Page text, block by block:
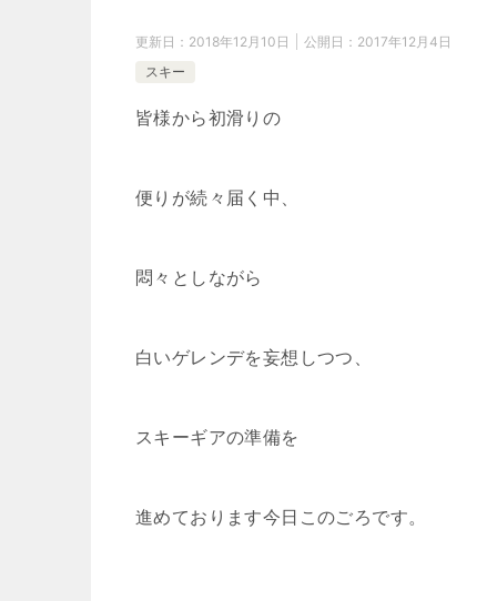
更新日： 2018年12月10日 公開日： 2017年12月4日
スキー
皆様から初滑りの
便りが続々届く中、
悶々としながら
白いゲレンデを妄想しつつ、
スキーギアの準備を
進めております今日このごろです。